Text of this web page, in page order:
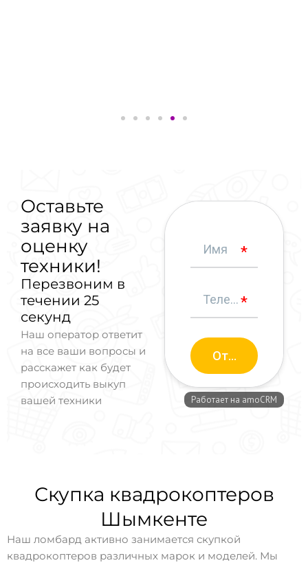
Оставьте
заявку на
оценку
техники!
Перезвоним в
течении 25
секунд
Наш оператор ответит
на все ваши вопросы и
расскажет как будет
происходить выкуп
вашей техники
Скупка квадрокоптеров
Шымкенте
Наш ломбард активно занимается скупкой
квадрокоптеров различных марок и моделей. Мы